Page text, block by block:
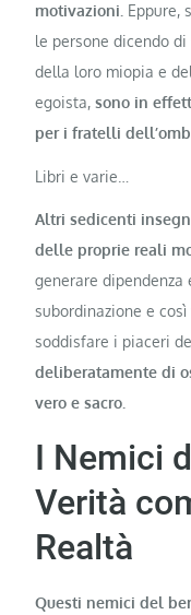
motivazioni. Eppure,
le persone dicendo
della loro miopia e
egoista,sono in
per i fratelli
Libri e varie…
Altri sedicenti
delle proprie reali
generare dipendenza
subordinazione e
soddisfare i piaceri
deliberatamente di
vero e sacro.
I Nemici
Verità
Realtà
Questi nemici del